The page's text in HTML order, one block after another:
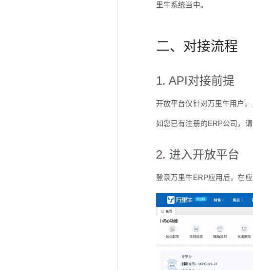
里牛系统当中。
二、对接流程
1. API对接前提
开放平台仅针对万里牛用户
如您已有注册的ERP公司，请
2. 进入开放平台
登录万里牛ERP应用后，在